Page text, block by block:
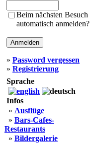
Beim nächsten Besuch
automatisch anmelden?
» Password vergessen
» Registrierung
Sprache
Infos
» Ausflüge
» Bars-Cafes-
Restaurants
» Bildergalerie